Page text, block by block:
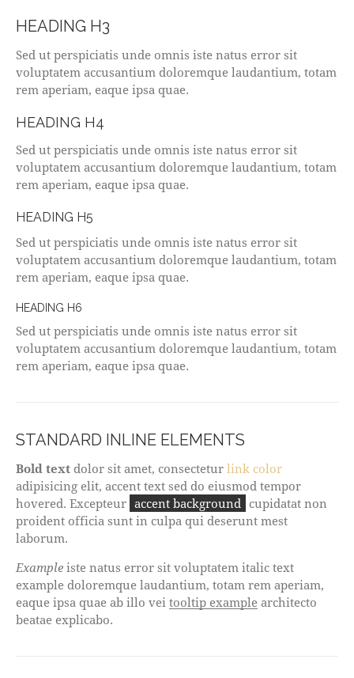
HEADING H3
Sed ut perspiciatis unde omnis iste natus error sit
voluptatem accusantium doloremque laudantium, totam
rem aperiam, eaque ipsa quae.
HEADING H4
Sed ut perspiciatis unde omnis iste natus error sit
voluptatem accusantium doloremque laudantium, totam
rem aperiam, eaque ipsa quae.
HEADING H5
Sed ut perspiciatis unde omnis iste natus error sit
voluptatem accusantium doloremque laudantium, totam
rem aperiam, eaque ipsa quae.
HEADING H6
Sed ut perspiciatis unde omnis iste natus error sit
voluptatem accusantium doloremque laudantium, totam
rem aperiam, eaque ipsa quae.
STANDARD INLINE ELEMENTS
Bold text dolor sit amet, consectetur link color
adipisicing elit, accent text sed do eiusmod tempor
hovered. Excepteur accent background cupidatat non
proident officia sunt in culpa qui deserunt mest
laborum.
Example iste natus error sit voluptatem italic text
example doloremque laudantium, totam rem aperiam,
eaque ipsa quae ab illo vei tooltip example architecto
beatae explicabo.